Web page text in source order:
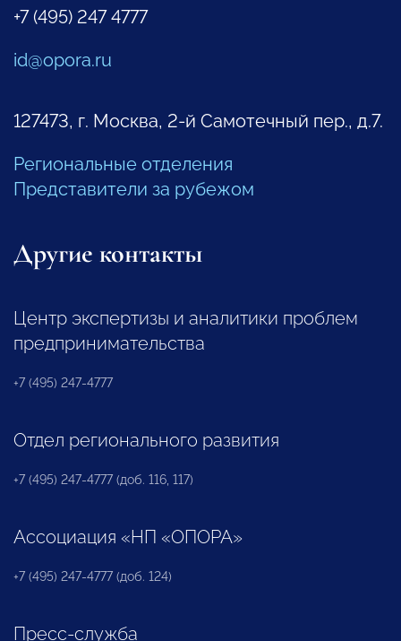
+7 (495) 247 4777
id@opora.ru
127473, г. Москва, 2-й Самотечный пер., д.7.
Региональные отделения
Представители за рубежом
Другие контакты
Центр экспертизы и аналитики проблем
предпринимательства
+7 (495) 247-4777
Отдел регионального развития
+7 (495) 247-4777 (доб. 116, 117)
Ассоциация «НП «ОПОРА»
+7 (495) 247-4777 (доб. 124)
Пресс-служба